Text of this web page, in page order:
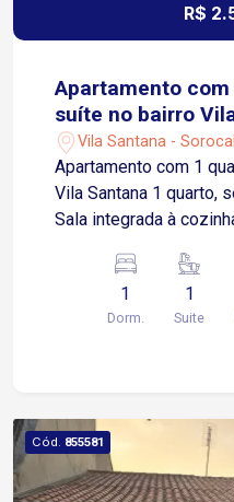
R$
Apartamento
suíte no bairro
Vila Santana -
Apartamento com 1
Vila Santana 1 quarto, sendo suíte Banheiro social
Sala integrada à
(possibilidade de negociação)
Localizado na Vila
Sorocaba com
de Sorocaba Fácil acesso à Avenida Dom Aguirre
em cerca de 7 minutos Aproximadamente 10
minutos da Rodovia
1
Dorm.
1
Suite
Cód. 855581